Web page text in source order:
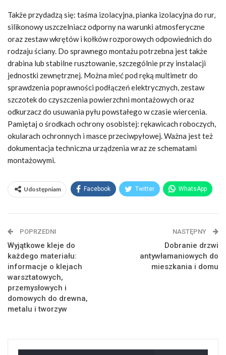
Także przydadzą się: taśma izolacyjna, pianka izolacyjna do rur,
silikonowy uszczelniacz odporny na warunki atmosferyczne
oraz zestaw wkrętów i kołków rozporowych odpowiednich do
rodzaju ściany. Do sprawnego montażu potrzebna jest także
drabina lub stabilne rusztowanie, szczególnie przy instalacji
jednostki zewnętrznej. Można mieć pod ręką multimetr do
sprawdzenia poprawności podłączeń elektrycznych, zestaw
szczotek do czyszczenia powierzchni montażowych oraz
odkurzacz do usuwania pyłu powstałego w czasie wiercenia.
Pamiętaj o środkach ochrony osobistej: rękawicach roboczych,
okularach ochronnych i masce przeciwpyłowej. Ważna jest też
dokumentacja techniczna urządzenia wraz ze schematami
montażowymi.
Udostępniam Facebook Twitter WhatsApp
POPRZEDNI
Wyjątkowe kleje do
każdego materiału:
informacje o klejach
warsztatowych,
przemysłowych i
domowych do drewna,
metalu i tworzyw
NASTĘPNY
Dobranie drzwi
antywłamaniowych do
mieszkania i domu